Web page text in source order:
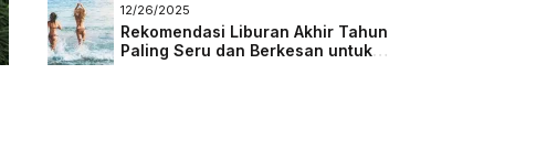
12/26/2025
Rekomendasi Liburan Akhir Tahun
Paling Seru dan Berkesan untuk